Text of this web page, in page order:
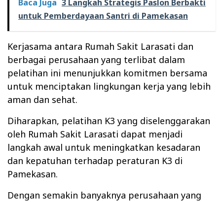
Baca Juga 3 Langkah Strategis Paslon Berbakti
untuk Pemberdayaan Santri di Pamekasan
Kerjasama antara Rumah Sakit Larasati dan
berbagai perusahaan yang terlibat dalam
pelatihan ini menunjukkan komitmen bersama
untuk menciptakan lingkungan kerja yang lebih
aman dan sehat.
Diharapkan, pelatihan K3 yang diselenggarakan
oleh Rumah Sakit Larasati dapat menjadi
langkah awal untuk meningkatkan kesadaran
dan kepatuhan terhadap peraturan K3 di
Pamekasan.
Dengan semakin banyaknya perusahaan yang